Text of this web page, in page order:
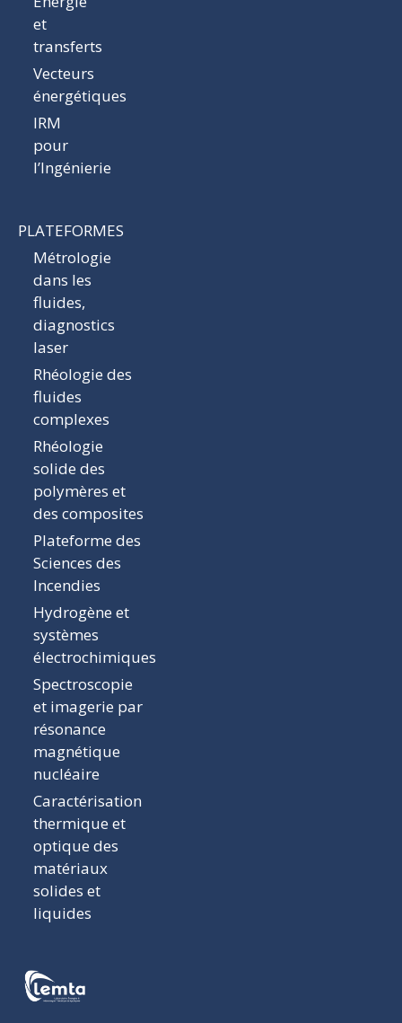
et
transferts
Vecteurs
énergétiques
IRM
pour
l’Ingénierie
PLATEFORMES
Métrologie
dans les
fluides,
diagnostics
laser
Rhéologie des
fluides
complexes
Rhéologie
solide des
polymères et
des composites
Plateforme des
Sciences des
Incendies
Hydrogène et
systèmes
électrochimiques
Spectroscopie
et imagerie par
résonance
magnétique
nucléaire
Caractérisation
thermique et
optique des
matériaux
solides et
liquides